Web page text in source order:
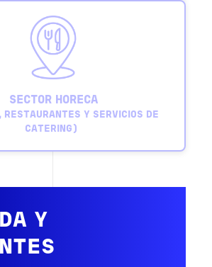
SECTOR HORECA
RESTAURANTES Y SERVICIOS DE
CATERING)
Y